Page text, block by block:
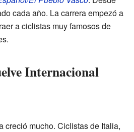
cada año. La carrera empezó a
a ciclistas muy famosos de
Internacional
creció mucho. Ciclistas de Italia,